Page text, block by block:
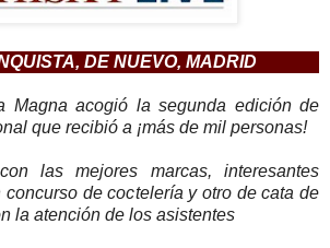
DE NUEVO, MADRID
Magna acogió la segunda edición de
que recibió a ¡más de mil personas!
las mejores marcas, interesantes
concurso de coctelería y otro de cata de
la atención de los asistentes